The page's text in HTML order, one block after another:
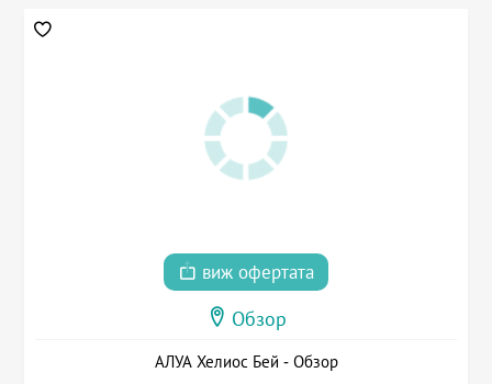
виж офертата
Обзор
АЛУА Хелиос Бей - Обзор